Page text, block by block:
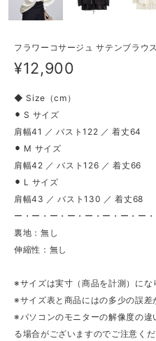
フラワーコサージュ サテンブラウ
¥12,900
◆ Size（cm）
⚫︎ S サイズ
肩幅41 ／ バスト122 ／ 着丈64
⚫︎ M サイズ
肩幅42 ／ バスト126 ／ 着丈66
⚫︎ L サイズ
肩幅43 ／ バスト130 ／ 着丈68
ー・ー・ー・ー・ー・ー・ー・ー・
裏地：無し
伸縮性：無し
※サイズは実寸（商品を計測）にな
※サイズ表と商品にはの多少の誤差
※パソコンのモニターの解像度の
る場合がございますのでご注意くだ